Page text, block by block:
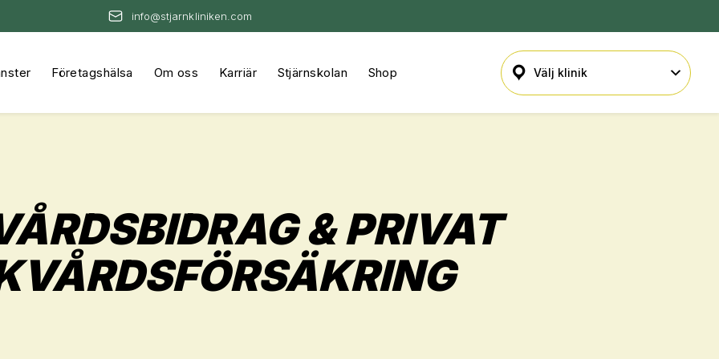
info@stjarnkliniken.com
Företagshälsa Om oss Karriär Stjärnskolan Shop
& PRIVAT